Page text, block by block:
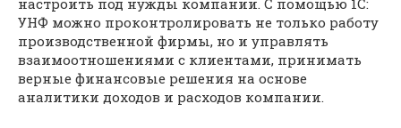
настроить под нужды компании. С помощью 1C:
УНФ можно проконтролировать не только работу
производственной фирмы, но и управлять
взаимоотношениями с клиентами, принимать
верные финансовые решения на основе
аналитики доходов и расходов компании.